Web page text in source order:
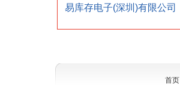
易库存电子(深圳)有限公司
首页